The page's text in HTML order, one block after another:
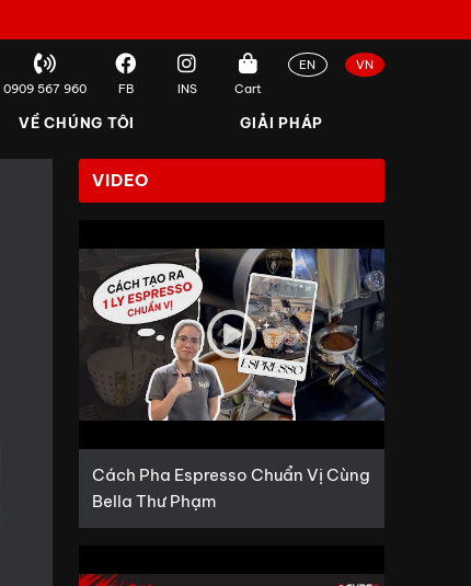
0909 567 960 FB INS Cart
EN VN
VỀ CHÚNG TÔI GIẢI PHÁP
VIDEO
Cách Pha Espresso Chuẩn Vị Cùng
Bella Thư Phạm